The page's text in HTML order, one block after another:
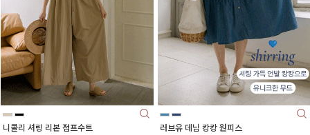
니콜리 셔링 리본 점프수트 러브유 데님 캉캉 원피스